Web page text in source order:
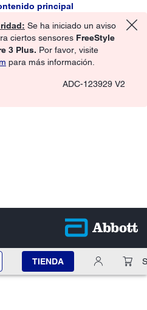
principal
Se ha iniciado un aviso
ciertos sensores FreeStyle
3 Plus. Por favor, visite
para más información.
ADC-123929 V2
TIENDA